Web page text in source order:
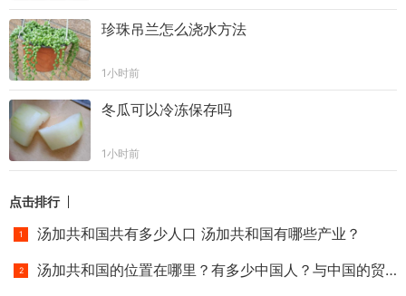
珍珠吊兰怎么浇水方法
1小时前
冬瓜可以冷冻保存吗
1小时前
点击排行
汤加共和国共有多少人口 汤加共和国有哪些产业？
汤加共和国的位置在哪里？有多少中国人？与中国的贸易往来怎